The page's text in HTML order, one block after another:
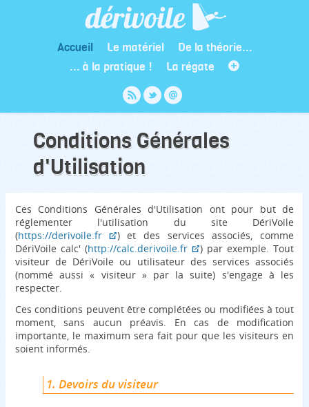
Accueil Le matériel
De la théorie...
... à la pratique !
La régate
Conditions Générales
d'Utilisation
Ces Conditions Générales d'Utilisation ont pour but de
réglementer l'utilisation du site DériVoile
(https://derivoile.fr
) et des services associés, comme
DériVoile calc' (http://calc.derivoile.fr
) par exemple. Tout
visiteur de DériVoile ou utilisateur des services associés
(nommé aussi « visiteur » par la suite) s'engage à les
respecter.
Ces conditions peuvent être complétées ou modifiées à tout
moment, sans aucun préavis. En cas de modification
importante, le maximum sera fait pour que les visiteurs en
soient informés.
1. Devoirs du visiteur